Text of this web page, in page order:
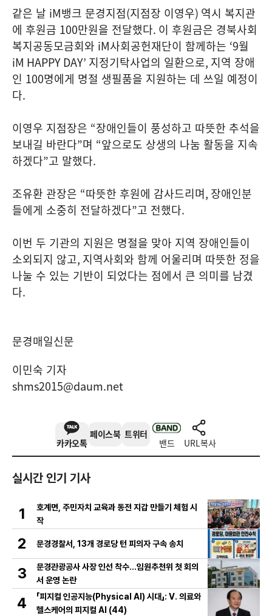
같은 날 iM뱅크 문경지점(지점장 이영우) 역시 복지관
에 후원금 100만원을 전달했다. 이 후원금은 경북사회
복지공동모금회와 iM사회공헌재단이 함께하는 ‘9월
iM HAPPY DAY’ 지정기탁사업의 일환으로, 지역 장애
인 100명에게 명절 생필품을 지원하는 데 쓰일 예정이
다.
이영우 지점장은 “장애인들이 풍성하고 따뜻한 추석을
보내길 바란다”며 “앞으로도 상생의 나눔 활동을 지속
하겠다”고 말했다.
조유환 관장은 “따뜻한 후원에 감사드리며, 장애인분
들에게 소중히 전달하겠다”고 전했다.
이번 두 기관의 지원은 명절을 맞아 지역 장애인들이
소외되지 않고, 지역사회와 함께 어울리며 따뜻한 정을
나눌 수 있는 기반이 되었다는 점에서 큰 의미를 남겼
다.
문경매일신문
이민숙 기자
shms2015@daum.net
카카오톡
페이스북 트위터
밴드 URL복사
실시간 인기 기사
1
호계면, 주민자치 교육과 동전 지갑 만들기 체험 시
작
2 문경경찰서, 13개 경로당 턴 피의자 구속 송치
3
문경관광공사 사장 인선 착수…임원추천위 첫 회의
서 운영 논란
4
「피지컬 인공지능(Physical AI) 시대」: Ⅴ. 의료와
헬스케어의 피지컬 AI (44)